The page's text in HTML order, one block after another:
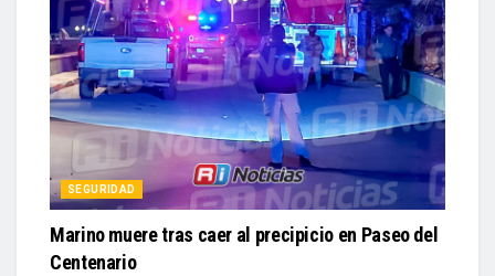
SEGURIDAD
Marino muere tras caer al precipicio en Paseo del
Centenario